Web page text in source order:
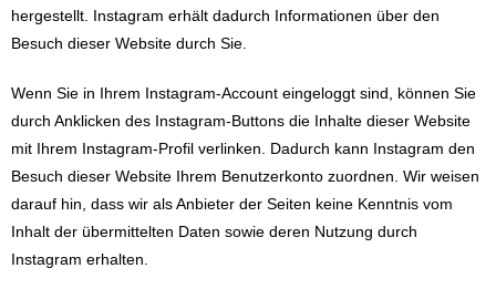
hergestellt. Instagram erhält dadurch Informationen über den
Besuch dieser Website durch Sie.
Wenn Sie in Ihrem Instagram-Account eingeloggt sind, können Sie
durch Anklicken des Instagram-Buttons die Inhalte dieser Website
mit Ihrem Instagram-Profil verlinken. Dadurch kann Instagram den
Besuch dieser Website Ihrem Benutzerkonto zuordnen. Wir weisen
darauf hin, dass wir als Anbieter der Seiten keine Kenntnis vom
Inhalt der übermittelten Daten sowie deren Nutzung durch
Instagram erhalten.